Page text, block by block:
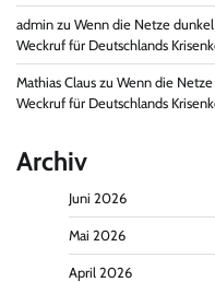
admin zu Wenn die Netze
Weckruf für Deutschlands
Mathias Claus zu Wenn die
Weckruf für Deutschlands
Archiv
Juni 2026
Mai 2026
April 2026